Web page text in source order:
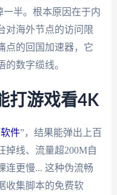
半。根本原因在于内
对海外节点的访问限
点的回国加速器，它
数字缆线。
打游戏看4K
件”，结果能弹出上百
掉线、流量超200M自
连更慢... 这种伪流畅
收集脚本的免费软